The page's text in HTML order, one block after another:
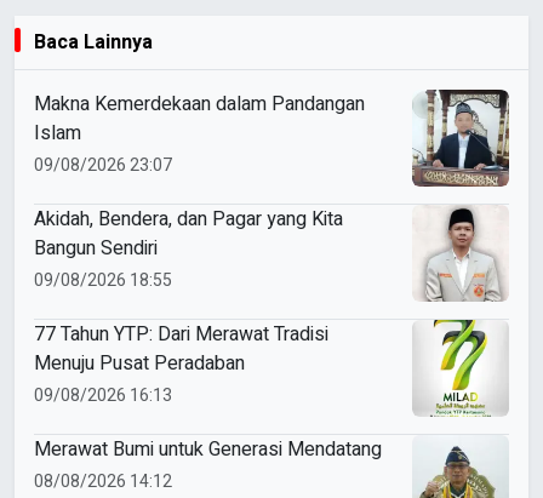
Baca Lainnya
Makna Kemerdekaan dalam Pandangan
Islam
09/08/2026 23:07
Akidah, Bendera, dan Pagar yang Kita
Bangun Sendiri
09/08/2026 18:55
77 Tahun YTP: Dari Merawat Tradisi
Menuju Pusat Peradaban
09/08/2026 16:13
Merawat Bumi untuk Generasi Mendatang
08/08/2026 14:12